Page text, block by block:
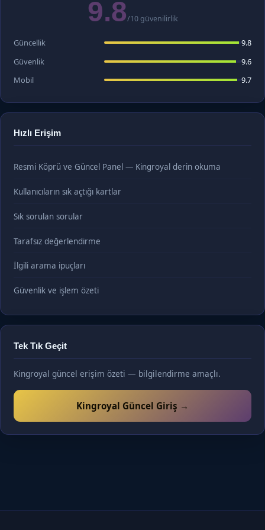
9.8/10 güvenilirlik
Güncellik
9.8
Güvenlik
9.6
Mobil
9.7
Hızlı Erişim
Resmi Köprü ve Güncel Panel — Kingroyal derin okuma
Kullanıcıların sık açtığı kartlar
Sık sorulan sorular
Tarafsız değerlendirme
İlgili arama ipuçları
Güvenlik ve işlem özeti
Tek Tık Geçit
Kingroyal güncel erişim özeti — bilgilendirme amaçlı.
Kingroyal Güncel Giriş →